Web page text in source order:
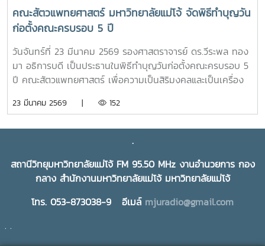
คณะสัตวแพทยศาสตร์ มหาวิทยาลัยแม่โจ้ จัดพิธีทำบุญวัน
ก่อตั้งคณะครบรอบ 5 ปี
วันจันทร์ที่ 23 มีนาคม 2569 รองศาสตราจารย์ ดร.วีระพล ทอง
มา อธิการบดี เป็นประธานในพิธีทำบุญวันก่อตั้งคณะครบรอบ 5
ปี คณะสัตวแพทยศาสตร์ เพื่อความเป็นสิริมงคลและเป็นเครื่อง
โอกาสนี้ได้รับเกียรติจาก ผู้บริหารมหาวิทยาลัย ผู้บริหารคณะสัตว
23 มีนาคม 2569 | 152
.
สถานีวิทยุมหาวิทยาลัยแม่โจ้ FM 95.50 MHz งานอำนวยการ กอง
กลาง สำนักงานมหาวิทยาลัยแม่โจ้ มหาวิทยาลัยแม่โจ้
โทร. 053-873038-9 อีเมล์ mjuradio@gmail.com
. .